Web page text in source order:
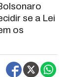
se a Lei
os